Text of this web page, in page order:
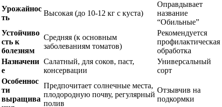
Урожайнос
ть
Высокая (до 10-12 кг с куста)
Оправдывает
название
“Обильные”
Устойчиво
сть к
болезням
Средняя (к основным
заболеваниям томатов)
Рекомендуется
профилактическая
обработка
Назначени
е
Салатный, для соков, паст,
консервации
Универсальный
сорт
Особеннос
ти
выращива
Предпочитает солнечные места,
плодородную почву, регулярный
полив
Отзывчив на
подкормки